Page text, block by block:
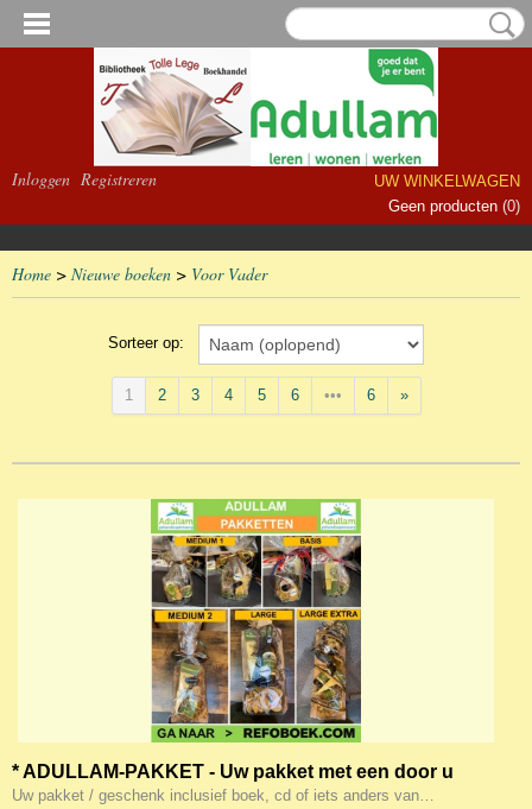
Inloggen Registreren
UW WINKELWAGEN
Geen producten (0)
Home > Nieuwe boeken > Voor Vader
Sorteer op:
1 2 3 4 5 6 ••• 6 »
* ADULLAM-PAKKET - Uw pakket met een door u
uitgekozen boek/cd etc er bij
Uw pakket / geschenk inclusief boek, cd of iets anders van…